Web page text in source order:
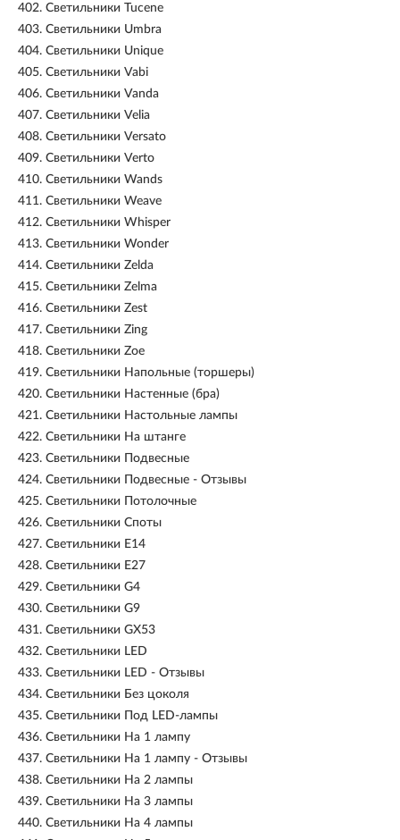
402. Светильники Tucene
403. Светильники Umbra
404. Светильники Unique
405. Светильники Vabi
406. Светильники Vanda
407. Светильники Velia
408. Светильники Versato
409. Светильники Verto
410. Светильники Wands
411. Светильники Weave
412. Светильники Whisper
413. Светильники Wonder
414. Светильники Zelda
415. Светильники Zelma
416. Светильники Zest
417. Светильники Zing
418. Светильники Zoe
419. Светильники Напольные (торшеры)
420. Светильники Настенные (бра)
421. Светильники Настольные лампы
422. Светильники На штанге
423. Светильники Подвесные
424. Светильники Подвесные - Отзывы
425. Светильники Потолочные
426. Светильники Споты
427. Светильники E14
428. Светильники E27
429. Светильники G4
430. Светильники G9
431. Светильники GX53
432. Светильники LED
433. Светильники LED - Отзывы
434. Светильники Без цоколя
435. Светильники Под LED-лампы
436. Светильники На 1 лампу
437. Светильники На 1 лампу - Отзывы
438. Светильники На 2 лампы
439. Светильники На 3 лампы
440. Светильники На 4 лампы